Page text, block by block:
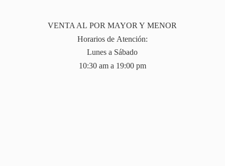
VENTA AL POR MAYOR Y MENOR
Horarios de Atención:
Lunes a Sábado
10:30 am a 19:00 pm